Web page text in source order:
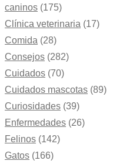
caninos (175)
Clínica veterinaria (17)
Comida (28)
Consejos (282)
Cuidados (70)
Cuidados mascotas (89)
Curiosidades (39)
Enfermedades (26)
Felinos (142)
Gatos (166)